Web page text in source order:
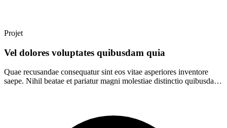
Projet
Vel dolores voluptates quibusdam quia
Quae recusandae consequatur sint eos vitae asperiores inventore
saepe. Nihil beatae et pariatur magni molestiae distinctio quibusdam